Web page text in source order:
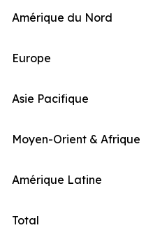
Amérique du Nord
Europe
Asie Pacifique
Moyen-Orient & Afrique
Amérique Latine
Total